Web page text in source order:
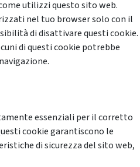
utilizzi questo sito web.
nel tuo browser solo con il
di disattivare questi cookie.
di questi cookie potrebbe
essenziali per il corretto
cookie garantiscono le
di sicurezza del sito web,